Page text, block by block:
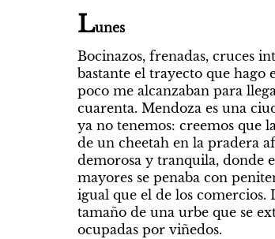
Lunes
Bocinazos, frenadas, cruces
bastante el trayecto que hago
poco me alcanzaban para
cuarenta. Mendoza es una
ya no tenemos: creemos que
de un cheetah en la pradera
demorosa y tranquila, donde
mayores se penaba con
igual que el de los comercios.
tamaño de una urbe que se
ocupadas por viñedos.